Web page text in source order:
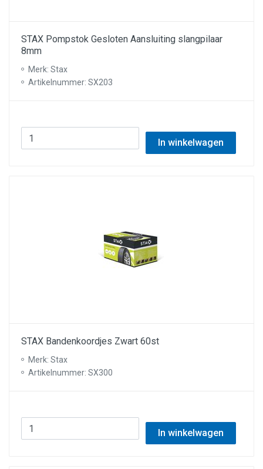
STAX Pompstok Gesloten Aansluiting slangpilaar
8mm
Merk: Stax
Artikelnummer: SX203
In winkelwagen
STAX Bandenkoordjes Zwart 60st
Merk: Stax
Artikelnummer: SX300
In winkelwagen